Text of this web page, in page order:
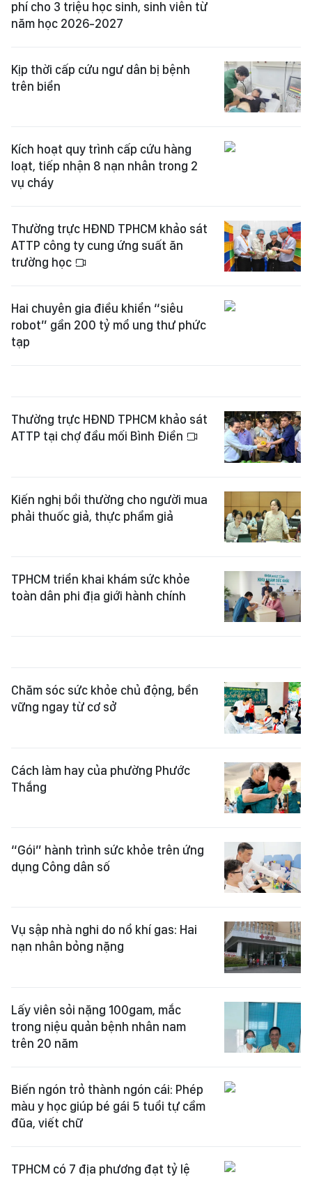
phí cho 3 triệu học sinh, sinh viên từ
năm học 2026-2027
Kịp thời cấp cứu ngư dân bị bệnh
trên biển
Kích hoạt quy trình cấp cứu hàng
loạt, tiếp nhận 8 nạn nhân trong 2
vụ cháy
Thường trực HĐND TPHCM khảo sát
ATTP công ty cung ứng suất ăn
trường học
Hai chuyên gia điều khiển “siêu
robot” gần 200 tỷ mổ ung thư phức
tạp
Thường trực HĐND TPHCM khảo sát
ATTP tại chợ đầu mối Bình Điền
Kiến nghị bồi thường cho người mua
phải thuốc giả, thực phẩm giả
TPHCM triển khai khám sức khỏe
toàn dân phi địa giới hành chính
Chăm sóc sức khỏe chủ động, bền
vững ngay từ cơ sở
Cách làm hay của phường Phước
Thắng
“Gói” hành trình sức khỏe trên ứng
dụng Công dân số
Vụ sập nhà nghi do nổ khí gas: Hai
nạn nhân bỏng nặng
Lấy viên sỏi nặng 100gam, mắc
trong niệu quản bệnh nhân nam
trên 20 năm
Biến ngón trỏ thành ngón cái: Phép
màu y học giúp bé gái 5 tuổi tự cầm
đũa, viết chữ
TPHCM có 7 địa phương đạt tỷ lệ